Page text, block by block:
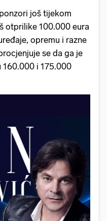
još tijekom
otprilike 100.000 eura
opremu i razne
se da ga je
i 175.000